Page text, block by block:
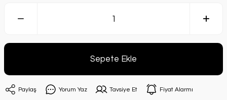
Sepete Ekle
Paylaş Yorum Yaz Tavsiye Et Fiyat Alarmı